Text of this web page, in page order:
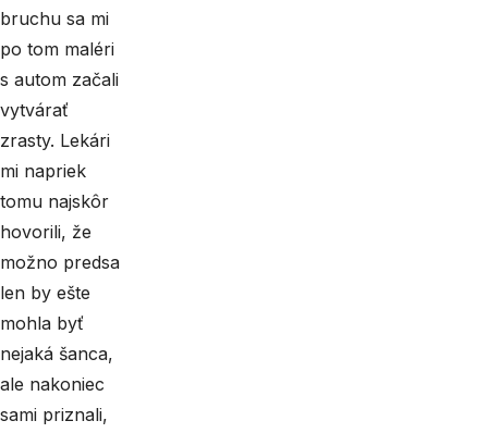
bruchu sa mi
po tom maléri
s autom začali
vytvárať
zrasty. Lekári
mi napriek
tomu najskôr
hovorili, že
možno predsa
len by ešte
mohla byť
nejaká šanca,
ale nakoniec
sami priznali,